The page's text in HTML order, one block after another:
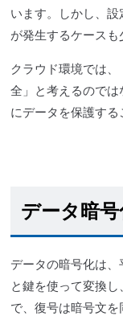
います。しかし、
が発生するケースも
クラウド環境では
全」と考えるので
にデータを保護する
データ暗
データの暗号化は 、
と鍵を使って変換
で、復号は暗号文